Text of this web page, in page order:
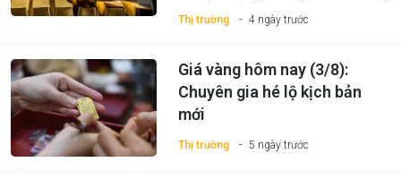
Thị trường 4 ngày trước
Thị trường 5 ngày trước
Giá vàng hôm nay (3/8):
Chuyên gia hé lộ kịch bản
mới